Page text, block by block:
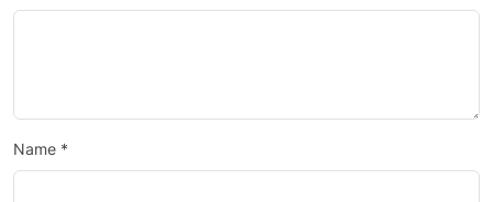
Name *